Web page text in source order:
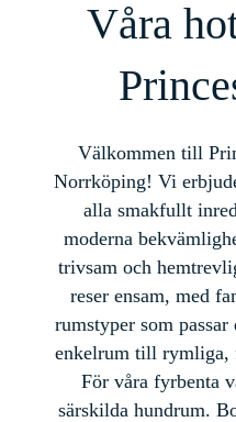
Våra
Välkommen till
Norrköping! Vi
alla smakfullt
moderna
trivsam och
reser ensam, med
rumstyper som
enkelrum till rymliga,
För våra fyrbenta
särskilda hundrum.